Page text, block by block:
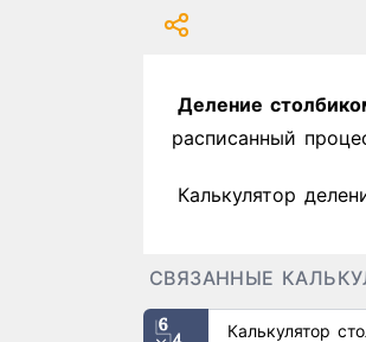
Деление
расписанный
Калькулятор
СВЯЗАННЫЕ
Калькулятор